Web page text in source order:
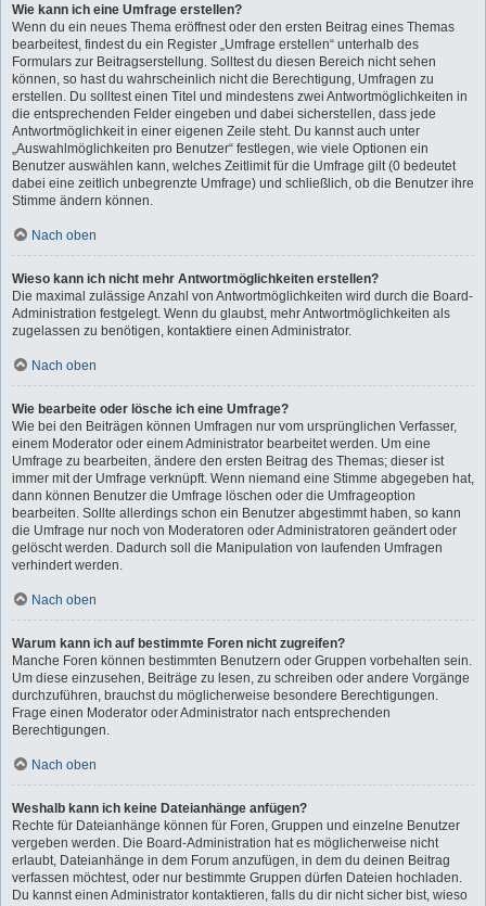
Wie kann ich eine Umfrage erstellen?
Wenn du ein neues Thema eröffnest oder den ersten Beitrag eines Themas
bearbeitest, findest du ein Register „Umfrage erstellen“ unterhalb des
Formulars zur Beitragserstellung. Solltest du diesen Bereich nicht sehen
können, so hast du wahrscheinlich nicht die Berechtigung, Umfragen zu
erstellen. Du solltest einen Titel und mindestens zwei Antwortmöglichkeiten in
die entsprechenden Felder eingeben und dabei sicherstellen, dass jede
Antwortmöglichkeit in einer eigenen Zeile steht. Du kannst auch unter
„Auswahlmöglichkeiten pro Benutzer“ festlegen, wie viele Optionen ein
Benutzer auswählen kann, welches Zeitlimit für die Umfrage gilt (0 bedeutet
dabei eine zeitlich unbegrenzte Umfrage) und schließlich, ob die Benutzer ihre
Stimme ändern können.
Nach oben
Wieso kann ich nicht mehr Antwortmöglichkeiten erstellen?
Die maximal zulässige Anzahl von Antwortmöglichkeiten wird durch die Board-
Administration festgelegt. Wenn du glaubst, mehr Antwortmöglichkeiten als
zugelassen zu benötigen, kontaktiere einen Administrator.
Nach oben
Wie bearbeite oder lösche ich eine Umfrage?
Wie bei den Beiträgen können Umfragen nur vom ursprünglichen Verfasser,
einem Moderator oder einem Administrator bearbeitet werden. Um eine
Umfrage zu bearbeiten, ändere den ersten Beitrag des Themas; dieser ist
immer mit der Umfrage verknüpft. Wenn niemand eine Stimme abgegeben hat,
dann können Benutzer die Umfrage löschen oder die Umfrageoption
bearbeiten. Sollte allerdings schon ein Benutzer abgestimmt haben, so kann
die Umfrage nur noch von Moderatoren oder Administratoren geändert oder
gelöscht werden. Dadurch soll die Manipulation von laufenden Umfragen
verhindert werden.
Nach oben
Warum kann ich auf bestimmte Foren nicht zugreifen?
Manche Foren können bestimmten Benutzern oder Gruppen vorbehalten sein.
Um diese einzusehen, Beiträge zu lesen, zu schreiben oder andere Vorgänge
durchzuführen, brauchst du möglicherweise besondere Berechtigungen.
Frage einen Moderator oder Administrator nach entsprechenden
Berechtigungen.
Nach oben
Weshalb kann ich keine Dateianhänge anfügen?
Rechte für Dateianhänge können für Foren, Gruppen und einzelne Benutzer
vergeben werden. Die Board-Administration hat es möglicherweise nicht
erlaubt, Dateianhänge in dem Forum anzufügen, in dem du deinen Beitrag
verfassen möchtest, oder nur bestimmte Gruppen dürfen Dateien hochladen.
Du kannst einen Administrator kontaktieren, falls du dir nicht sicher bist, wieso